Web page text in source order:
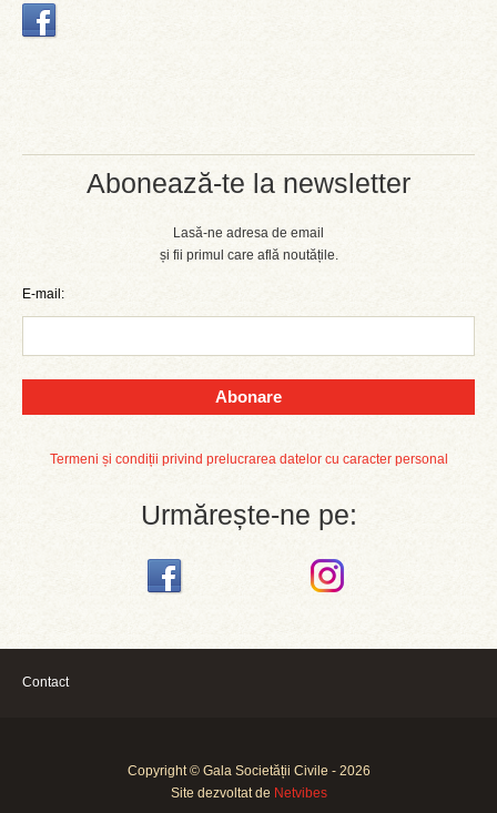
Abonează-te la newsletter
Lasă-ne adresa de email
și fii primul care află noutățile.
E-mail:
Abonare
Termeni și condiții privind prelucrarea datelor cu caracter personal
Urmărește-ne pe:
Contact
Copyright © Gala Societății Civile - 2026
Site dezvoltat de Netvibes